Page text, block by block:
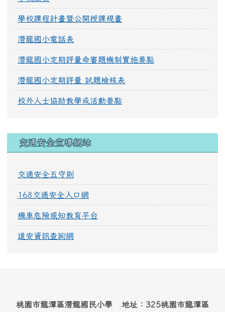
學校課程計畫暨公開授課規畫
潛龍國小電話表
潛龍國小定期評量命審題機制實施要點
潛龍國小定期評量 試題檢核表
校外人士協助教學或活動要點
交通安全宣導網站
交通安全五守則
168交通安全入口網
機車危險感知教育平台
道安資訊查詢網
桃園市龍潭區潛龍國民小學 地址：325桃園市龍潭區